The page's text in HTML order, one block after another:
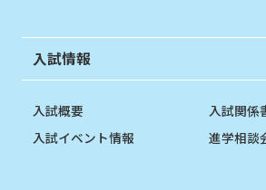
入試情報
入試概要
入試イベント情報
入試関係
進学相談